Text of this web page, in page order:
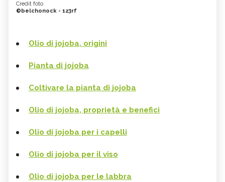
Credit foto
©belchonock - 123rf
Olio di jojoba, origini
Pianta di jojoba
Coltivare la pianta di jojoba
Olio di jojoba, proprietà e benefici
Olio di jojoba per i capelli
Olio di jojoba per il viso
Olio di jojoba per le labbra